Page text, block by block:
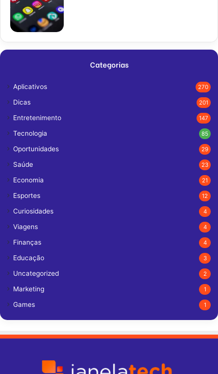
Categorias
Aplicativos 270
Dicas 201
Entretenimento 147
Tecnologia 85
Oportunidades 29
Saúde 23
Economia 21
Esportes 12
Curiosidades 4
Viagens 4
Finanças 4
Educação 3
Uncategorized 2
Marketing 1
Games 1